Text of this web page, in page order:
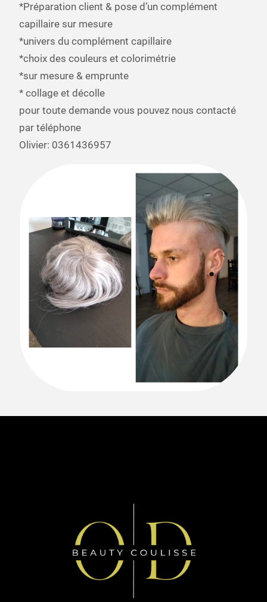
*Préparation client & pose d’un complément
capillaire sur mesure
*univers du complément capillaire
*choix des couleurs et colorimétrie
*sur mesure & emprunte
* collage et décolle
pour toute demande vous pouvez nous contacté
par téléphone
Olivier: 0361436957